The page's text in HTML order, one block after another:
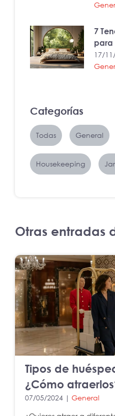
7
para
17/
Categorías
Todas General
Housekeeping
Otras entradas
Tipos de
¿Cómo
07/05/2024 | General